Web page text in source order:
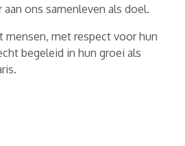
ons samenleven als doel.
mensen, met respect voor hun
begeleid in hun groei als